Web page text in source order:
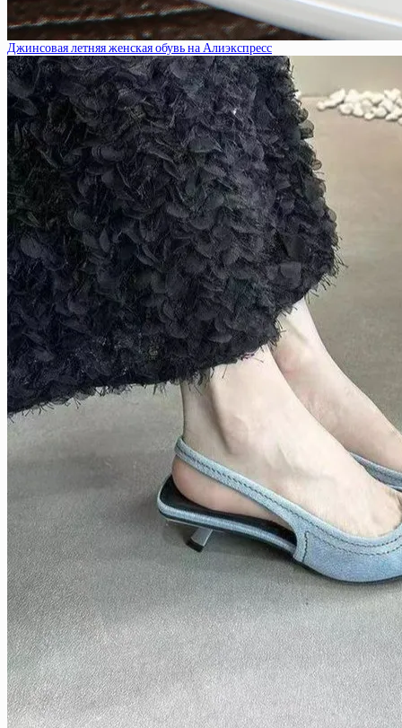
Джинсовая летняя женская обувь на Алиэкспресс